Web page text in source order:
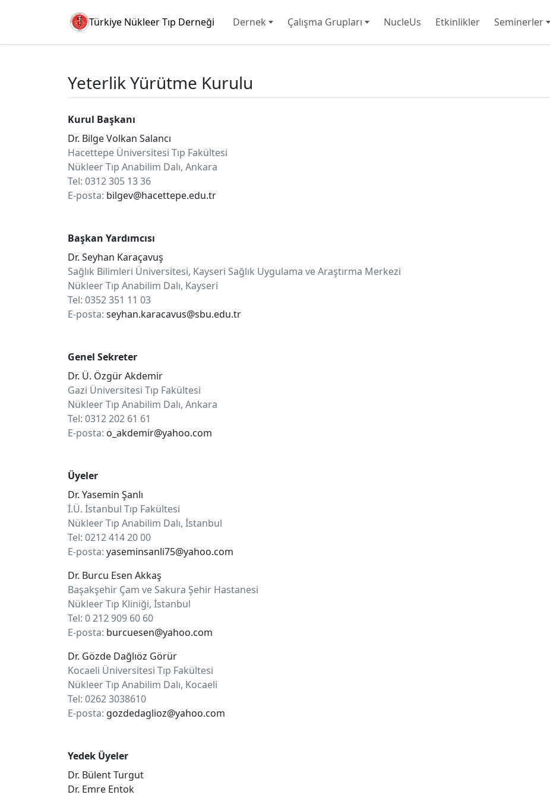
Türkiye Nükleer Tıp Derneği Dernek Çalışma Grupları NucleUs Etkinlikler Seminerler
Yeterlik Yürütme Kurulu
Kurul Başkanı
Dr. Bilge Volkan Salancı
Hacettepe Üniversitesi Tıp Fakültesi
Nükleer Tıp Anabilim Dalı, Ankara
Tel: 0312 305 13 36
E-posta: bilgev@hacettepe.edu.tr
Başkan Yardımcısı
Dr. Seyhan Karaçavuş
Sağlık Bilimleri Üniversitesi, Kayseri Sağlık Uygulama ve Araştırma Merkezi
Nükleer Tıp Anabilim Dalı, Kayseri
Tel: 0352 351 11 03
E-posta: seyhan.karacavus@sbu.edu.tr
Genel Sekreter
Dr. Ü. Özgür Akdemir
Gazi Üniversitesi Tıp Fakültesi
Nükleer Tıp Anabilim Dalı, Ankara
Tel: 0312 202 61 61
E-posta: o_akdemir@yahoo.com
Üyeler
Dr. Yasemin Şanlı
İ.Ü. İstanbul Tıp Fakültesi
Nükleer Tıp Anabilim Dalı, İstanbul
Tel: 0212 414 20 00
E-posta: yaseminsanli75@yahoo.com
Dr. Burcu Esen Akkaş
Başakşehir Çam ve Sakura Şehir Hastanesi
Nükleer Tıp Kliniği, İstanbul
Tel: 0 212 909 60 60
E-posta: burcuesen@yahoo.com
Dr. Gözde Dağlıöz Görür
Kocaeli Üniversitesi Tıp Fakültesi
Nükleer Tıp Anabilim Dalı, Kocaeli
Tel: 0262 3038610
E-posta: gozdedaglioz@yahoo.com
Yedek Üyeler
Dr. Bülent Turgut
Dr. Emre Entok